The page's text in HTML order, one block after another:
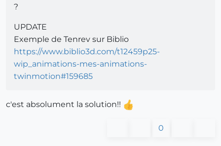
?
UPDATE
Exemple de Tenrev sur Biblio
https://www.biblio3d.com/t12459p25-
wip_animations-mes-animations-
twinmotion#159685
c'est absolument la solution!!
0